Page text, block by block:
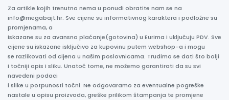
Za artikle kojih trenutno nema u ponudi obratite nam se na
info@megabajt.hr. Sve cijene su informativnog karaktera i podložne su
promjenama, a
iskazane su za avansno plaćanje(gotovina) u Eurima i uključuju PDV. Sve
cijene su iskazane isključivo za kupovinu putem webshop-a i mogu
se razlikovati od cijena u našim poslovnicama. Trudimo se dati što bolji
i točniji opis i sliku. Unatoč tome, ne možemo garantirati da su svi
navedeni podaci
i slike u potpunosti točni. Ne odgovaramo za eventualne pogreške
nastale u opisu proizvoda, greške prilikom štampanja te promjene